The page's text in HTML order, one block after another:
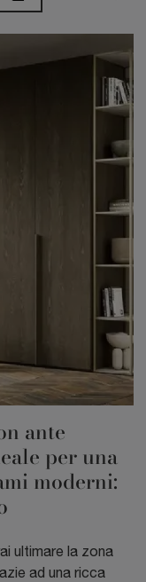
ante
per una
moderni:
ultimare la zona
ad una ricca